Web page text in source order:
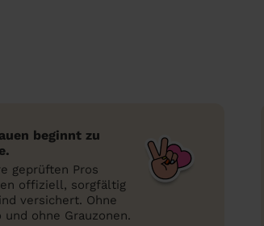
beginnt zu
geprüften Pros
offiziell, sorgfältig
versichert. Ohne
und ohne Grauzonen.